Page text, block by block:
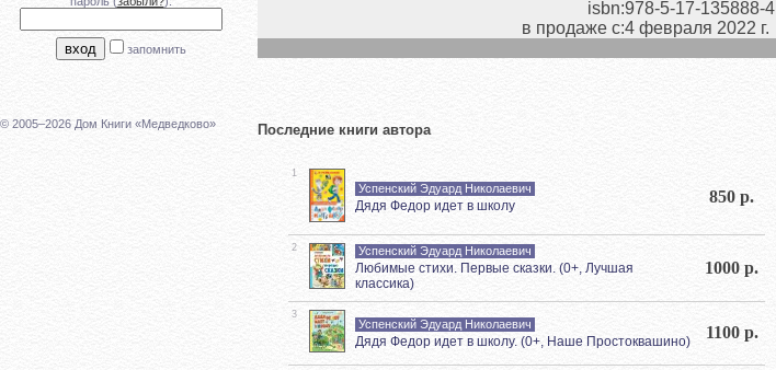
запомнить
© 2005–2026 Дом Книги «Медведково»
isbn:978-5-17-135888-4
в продаже с:4 февраля 2022 г.
Последние книги автора
1
Успенский Эдуард Николаевич
Дядя Федор идет в школу 850 р.
2 Успенский Эдуард Николаевич
Любимые стихи. Первые сказки. (0+, Лучшая
классика)
1000 р.
3
Успенский Эдуард Николаевич
Дядя Федор идет в школу. (0+, Наше Простоквашино) 1100 р.